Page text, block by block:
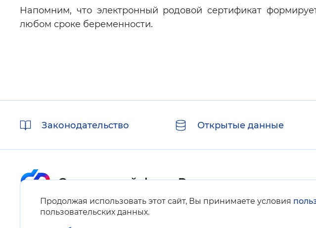
Напомним, что электронный родовой сертификат
любом сроке беременности.
Продолжая использовать этот сайт, Вы принимаете условия
пользовательских данных.
ссылкиЗаконодательство Открытые данные
Карта сайта